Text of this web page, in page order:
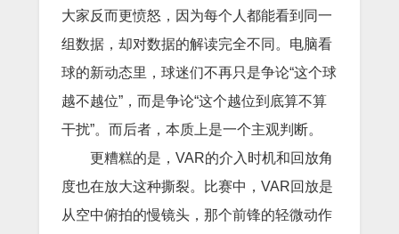
大家反而更愤怒，因为每个人都能看到同一
组数据，却对数据的解读完全不同。电脑看
球的新动态里，球迷们不再只是争论“这个球
越不越位”，而是争论“这个越位到底算不算
干扰”。而后者，本质上是一个主观判断。
更糟糕的是，VAR的介入时机和回放角
度也在放大这种撕裂。比赛中，VAR回放是
从空中俯拍的慢镜头，那个前锋的轻微动作